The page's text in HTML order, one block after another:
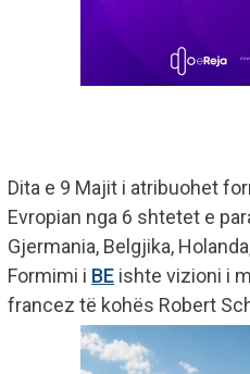
Dita e 9 Majit i atribuohet
Evropian nga 6 shtetet e
Gjermania, Belgjika,
Formimi i BE ishte vizioni i
francez të kohës Robert